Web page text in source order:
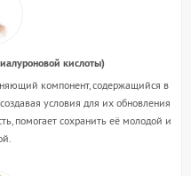
кислоты)
компонент, содержащийся в
условия для их обновления
помогает сохранить её молодой и